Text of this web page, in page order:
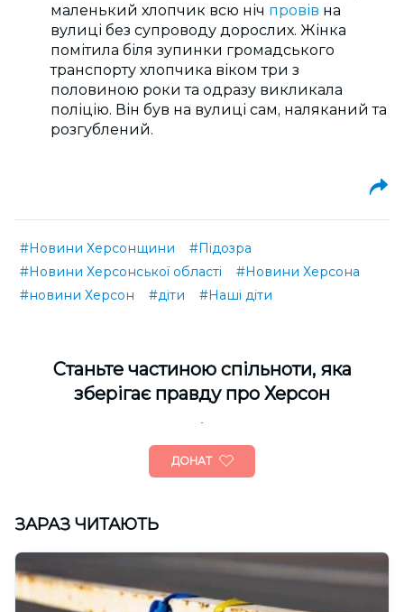
маленький хлопчик всю ніч провів на
вулиці без супроводу дорослих. Жінка
помітила біля зупинки громадського
транспорту хлопчика віком три з
половиною роки та одразу викликала
поліцію. Він був на вулиці сам, наляканий та
розгублений.
#Новини Херсонщини
#Підозра
#Новини Херсонської області
#Новини Херсона
#новини Херсон
#діти #Наші діти
Cтаньте частиною спільноти, яка
зберігає правду про Херсон
ДОНАТ
ЗАРАЗ ЧИТАЮТЬ